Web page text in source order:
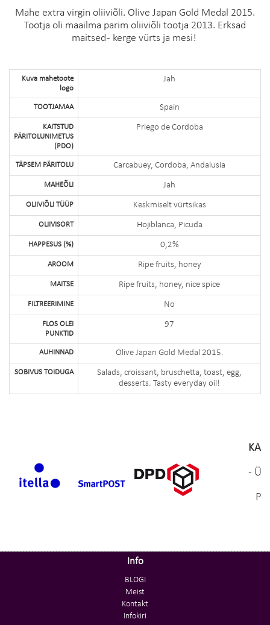
Mahe extra virgin oliiviõli. Olive Japan Gold Medal 2015.
Tootja oli maailma parim oliiviõli tootja 2013. Erksad
maitsed - kerge vürts ja mesi!
Kuva mahetoote
logo
Jah
TOOTJAMAA Spain
KAITSTUD
PÄRITOLUNIMETUS
(PDO)
Priego de Cordoba
TÄPSEM PÄRITOLU Carcabuey, Cordoba, Andalusia
MAHEÕLI Jah
OLIIVIÕLI TÜÜP Keskmiselt vürtsikas
OLIIVISORT Hojiblanca, Picuda
HAPPESUS (%) 0,2%
AROOM Ripe fruits, honey
MAITSE Ripe fruits, honey, nice spice
FILTREERIMINE No
FLOS OLEI
PUNKTID
97
AUHINNAD Olive Japan Gold Medal 2015.
SOBIVUS TOIDUGA
Salads, croissant, bruschetta, toast, egg,
desserts. Tasty everyday oil!
-
Info
BLOGI
Meist
Kontakt
Infokiri